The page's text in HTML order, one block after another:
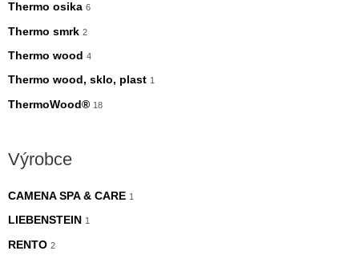
Thermo osika 6
Thermo smrk 2
Thermo wood 4
Thermo wood, sklo, plast 1
ThermoWood® 18
Výrobce
CAMENA SPA & CARE 1
LIEBENSTEIN 1
RENTO 2